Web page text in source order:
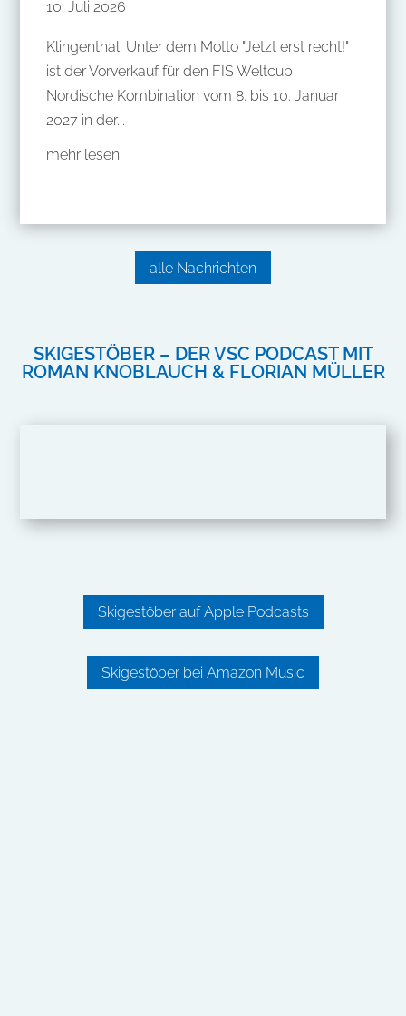
10. Juli 2026
Klingenthal. Unter dem Motto "Jetzt erst recht!"
ist der Vorverkauf für den FIS Weltcup
Nordische Kombination vom 8. bis 10. Januar
2027 in der...
mehr lesen
alle Nachrichten
SKIGESTÖBER – DER VSC PODCAST MIT
ROMAN KNOBLAUCH & FLORIAN MÜLLER
Skigestöber auf Apple Podcasts
Skigestöber bei Amazon Music